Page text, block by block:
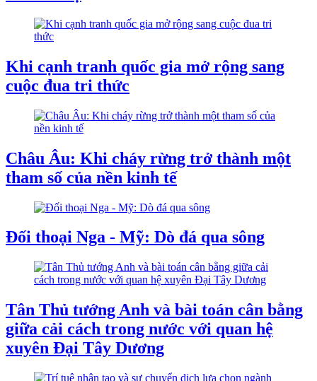
Khi cạnh tranh quốc gia mở rộng sang
cuộc đua tri thức
Châu Âu: Khi cháy rừng trở thành một
tham số của nền kinh tế
Đối thoại Nga - Mỹ: Dò đá qua sông
Tân Thủ tướng Anh và bài toán cân bằng
giữa cải cách trong nước với quan hệ
xuyên Đại Tây Dương